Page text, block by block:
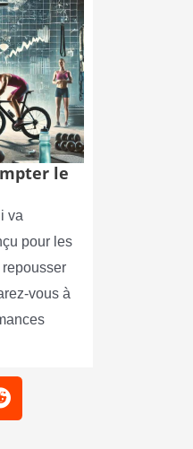
le
va
pour les
vous à